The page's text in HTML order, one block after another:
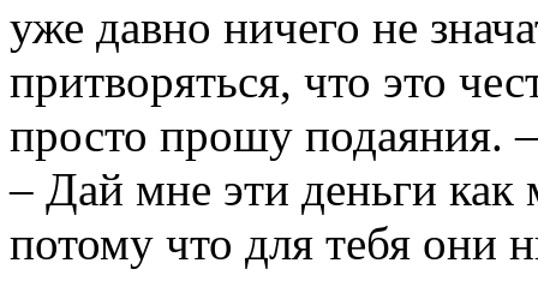
уже давно ничего не
притворяться, что это
просто прошу подаяния.
– Дай мне эти деньги
потому что для тебя они